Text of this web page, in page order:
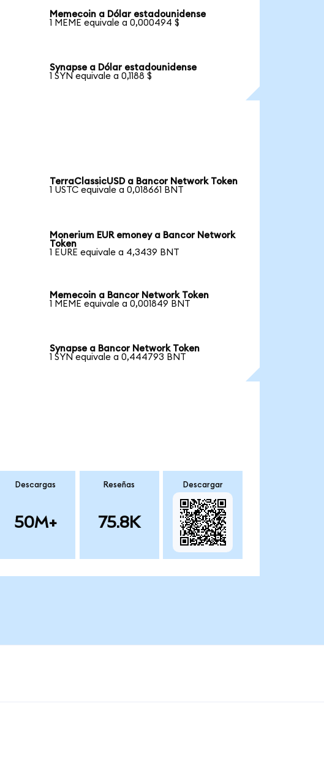
Memecoin a Dólar estadounidense
1 MEME equivale a 0,000494 $
Synapse a Dólar estadounidense
1 SYN equivale a 0,1188 $
TerraClassicUSD a Bancor Network Token
1 USTC equivale a 0,018661 BNT
Monerium EUR emoney a Bancor Network
Token
1 EURE equivale a 4,3439 BNT
Memecoin a Bancor Network Token
1 MEME equivale a 0,001849 BNT
Synapse a Bancor Network Token
1 SYN equivale a 0,444793 BNT
Descargas
50M+
Reseñas
75.8K
Descargar